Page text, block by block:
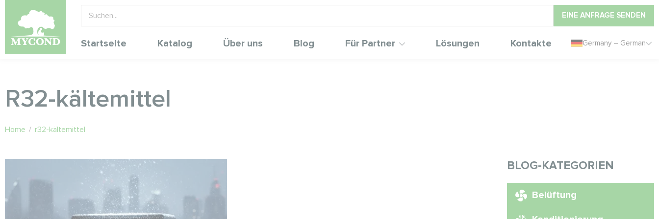
EINE ANFRAGE SENDEN
Startseite Katalog Über uns Blog Für Partner Lösungen Kontakte Germany – German
R32-kältemittel
Home / r32-kältemittel
BLOG-KATEGORIEN
Belüftung